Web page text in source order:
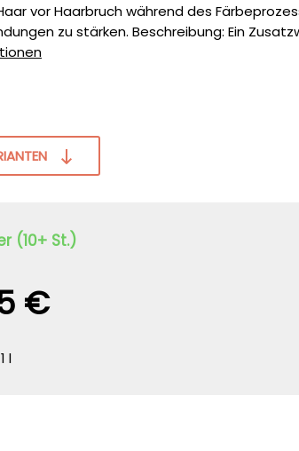
vor Haarbruch während des
zu stärken. Beschreibung: Ein
(10+ St.)
€
l